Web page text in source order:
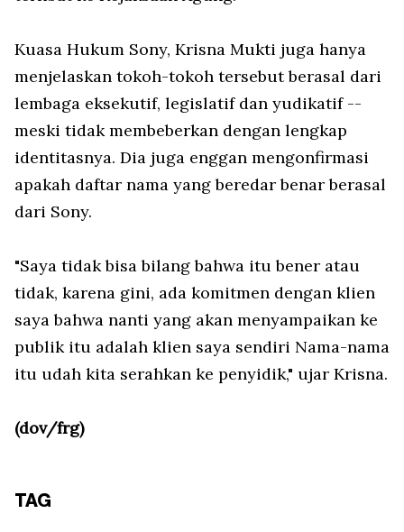
Kuasa Hukum Sony, Krisna Mukti juga hanya
menjelaskan tokoh-tokoh tersebut berasal dari
lembaga eksekutif, legislatif dan yudikatif --
meski tidak membeberkan dengan lengkap
identitasnya. Dia juga enggan mengonfirmasi
apakah daftar nama yang beredar benar berasal
dari Sony.
"Saya tidak bisa bilang bahwa itu bener atau
tidak, karena gini, ada komitmen dengan klien
saya bahwa nanti yang akan menyampaikan ke
publik itu adalah klien saya sendiri Nama-nama
itu udah kita serahkan ke penyidik," ujar Krisna.
(dov/frg)
TAG